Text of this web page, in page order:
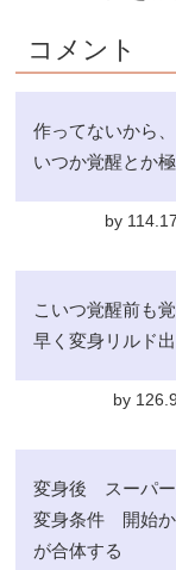
コメント
作ってないから
いつか覚醒とか
by
こいつ覚醒前も
早く変身リルド出
by
変身後 スーパ
変身条件 開始か
が合体する